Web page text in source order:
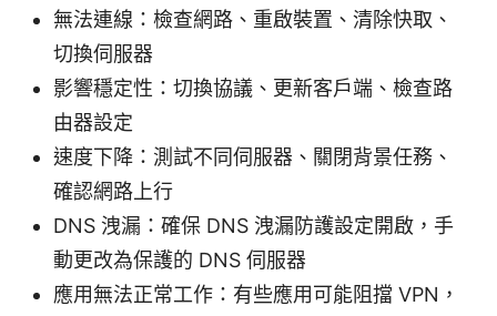
無法連線：檢查網路、重啟裝置、清除快取、
切換伺服器
影響穩定性：切換協議、更新客戶端、檢查路
由器設定
速度下降：測試不同伺服器、關閉背景任務、
確認網路上行
DNS 洩漏：確保 DNS 洩漏防護設定開啟，手
動更改為保護的 DNS 伺服器
應用無法正常工作：有些應用可能阻擋 VPN，